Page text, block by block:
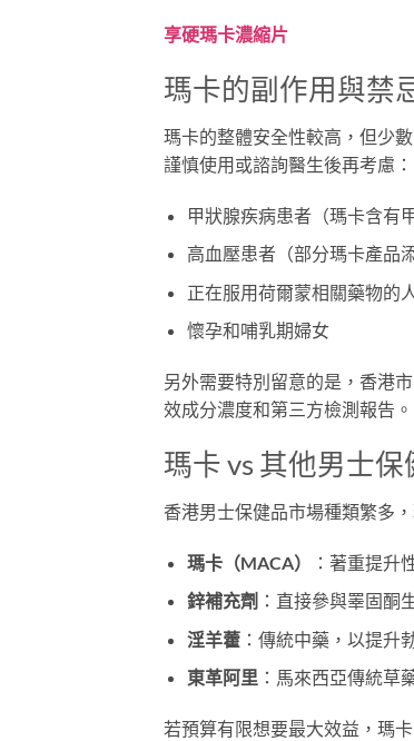
享硬瑪卡濃縮片
瑪卡的副作用與禁
瑪卡的整體安全性較高，但少
謹慎使用或諮詢醫生後再考慮：
甲狀腺疾病患者（瑪卡含有
高血壓患者（部分瑪卡產品
正在服用荷爾蒙相關藥物的
懷孕和哺乳期婦女
另外需要特別留意的是，香港
效成分濃度和第三方檢測報告。
瑪卡 vs 其他男士
香港男士保健品市場種類繁多
瑪卡（MACA）
：著重提升
鋅補充劑 ：直接參與睪固酮
淫羊藿：傳統中藥，以提升
東革阿里 ：馬來西亞傳統草
若預算有限想要最大效益，瑪